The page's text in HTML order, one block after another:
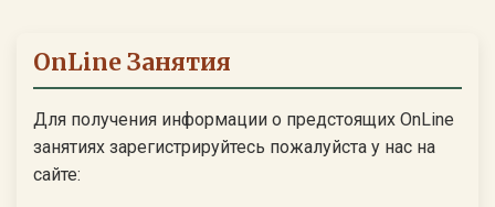
OnLine Занятия
Для получения информации о предстоящих OnLine
занятиях зарегистрируйтесь пожалуйста у нас на
сайте: